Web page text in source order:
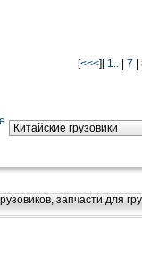
[<<<][ 1.. 7
запчасти для